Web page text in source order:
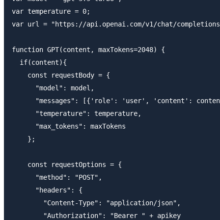
var temperature = 0;
var url = "https://api.openai.com/v1/chat/
function GPT(content, maxTokens=2048) {
  if(content){
    const requestBody = {
      "model": model,
"messages": [{'role': 'user', 'content':
      "temperature": temperature,
      "max_tokens": maxTokens
    };
    const requestOptions = {
      "method": "POST",
      "headers": {
        "Content-Type": "application/json",
        "Authorization": "Bearer " + apikey